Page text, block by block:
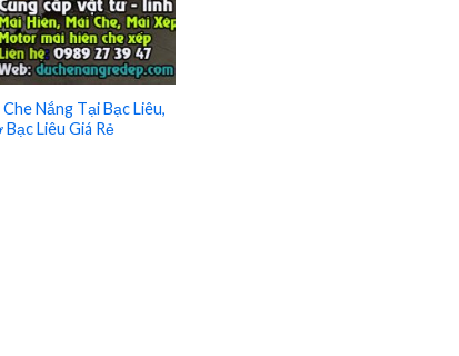
Nắng Tại Bạc Liêu,
Liêu Giá Rẻ